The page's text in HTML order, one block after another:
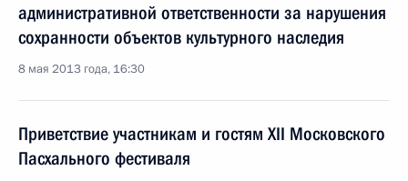
административной ответственности за нарушения
сохранности объектов культурного наследия
8 мая 2013 года, 16:30
Приветствие участникам и гостям XII Московского
Пасхального фестиваля